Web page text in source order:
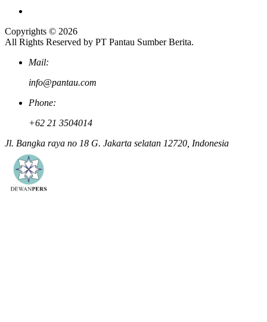
Copyrights © 2026
All Rights Reserved by PT Pantau Sumber Berita.
Mail:
info@pantau.com
Phone:
+62 21 3504014
Jl. Bangka raya no 18 G. Jakarta selatan 12720, Indonesia